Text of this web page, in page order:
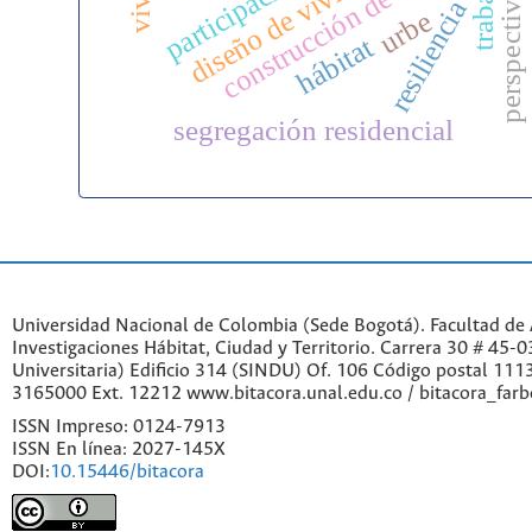
urbe
resiliencia
segregación residencial
hábitat
Universidad Nacional de Colombia (Sede Bogotá). Facultad
Investigaciones Hábitat, Ciudad y Territorio. Carrera 30 # 45-
Universitaria) Edificio 314 (SINDU) Of. 106 Código postal
3165000 Ext. 12212 www.bitacora.unal.edu.co /
ISSN Impreso: 0124-7913
ISSN En línea: 2027-145X
DOI:10.15446/bitacora